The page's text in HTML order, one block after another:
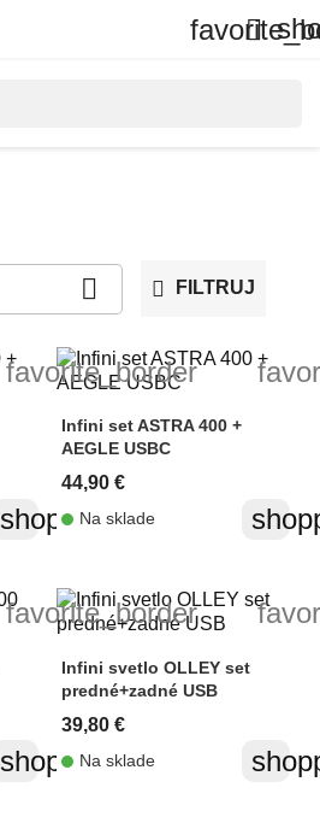

 FILTRUJ
shopping_cart
favorite_border
Infini set ASTRA 400 +
AEGLE USBC
44,90 €
Na sklade
shopping_cart
favorite_border
Infini svetlo OLLEY set
predné+zadné USB
39,80 €
Na sklade